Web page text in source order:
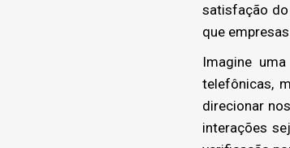
satisfação
que
Imagine
telefônicas,
direcionar
interações